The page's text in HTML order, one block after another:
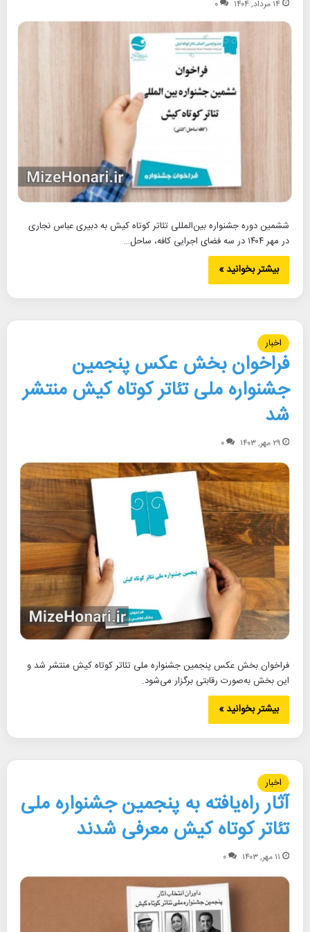
۱۴ مرداد, ۱۴۰۴ ۰
ششمین دوره جشنواره بین‌المللی تئاتر کوتاه کیش به دبیری عباس نجاری
در مهر ۱۴۰۴ در سه فضای اجرایی کافه، ساحل…
بیشتر بخوانید »
اخبار
فراخوان بخش عکس پنجمین
جشنواره ملی تئاتر کوتاه کیش منتشر
شد
۲۹ مهر, ۱۴۰۳ ۰
فراخوان بخش عکس پنجمین جشنواره ملی تئاتر کوتاه کیش منتشر شد و
این بخش به‌صورت رقابتی برگزار می‌شود.
بیشتر بخوانید »
اخبار
آثار راه‌یافته به پنجمین جشنواره ملی
تئاتر کوتاه کیش معرفی شدند
۱۱ مهر, ۱۴۰۳ ۰